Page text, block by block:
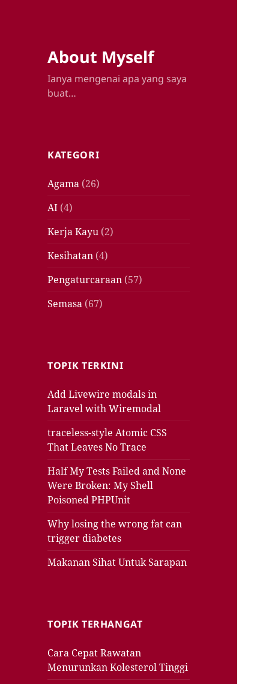
About Myself
Ianya mengenai apa yang saya
buat…
KATEGORI
Agama (26)
AI (4)
Kerja Kayu (2)
Kesihatan (4)
Pengaturcaraan (57)
Semasa (67)
TOPIK TERKINI
Add Livewire modals in
Laravel with Wiremodal
traceless-style Atomic CSS
That Leaves No Trace
Half My Tests Failed and None
Were Broken: My Shell
Poisoned PHPUnit
Why losing the wrong fat can
trigger diabetes
Makanan Sihat Untuk Sarapan
TOPIK TERHANGAT
Cara Cepat Rawatan
Menurunkan Kolesterol Tinggi